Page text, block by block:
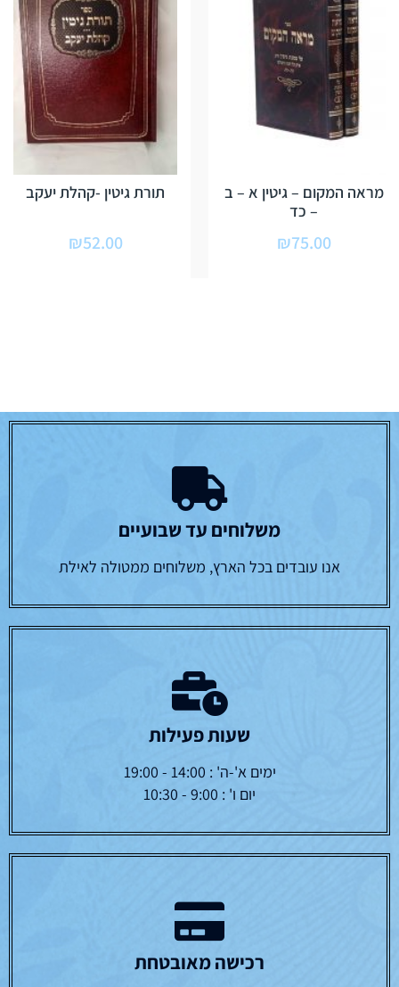
מראה המקום – גיטין א – ב
– כד
₪75.00
תורת גיטין -קהלת יעקב
₪52.00
משלוחים עד שבועיים
אנו עובדים בכל הארץ, משלוחים ממטולה לאילת
שעות פעילות
ימים א'-ה' : 14:00 - 19:00
יום ו' : 9:00 - 10:30
רכישה מאובטחת